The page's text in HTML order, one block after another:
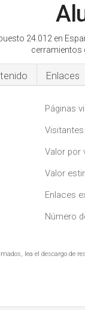
24.012 en
cerramientos
Enlaces
Páginas
Valor por
Valor
Enlaces
Número
lea el descargo de